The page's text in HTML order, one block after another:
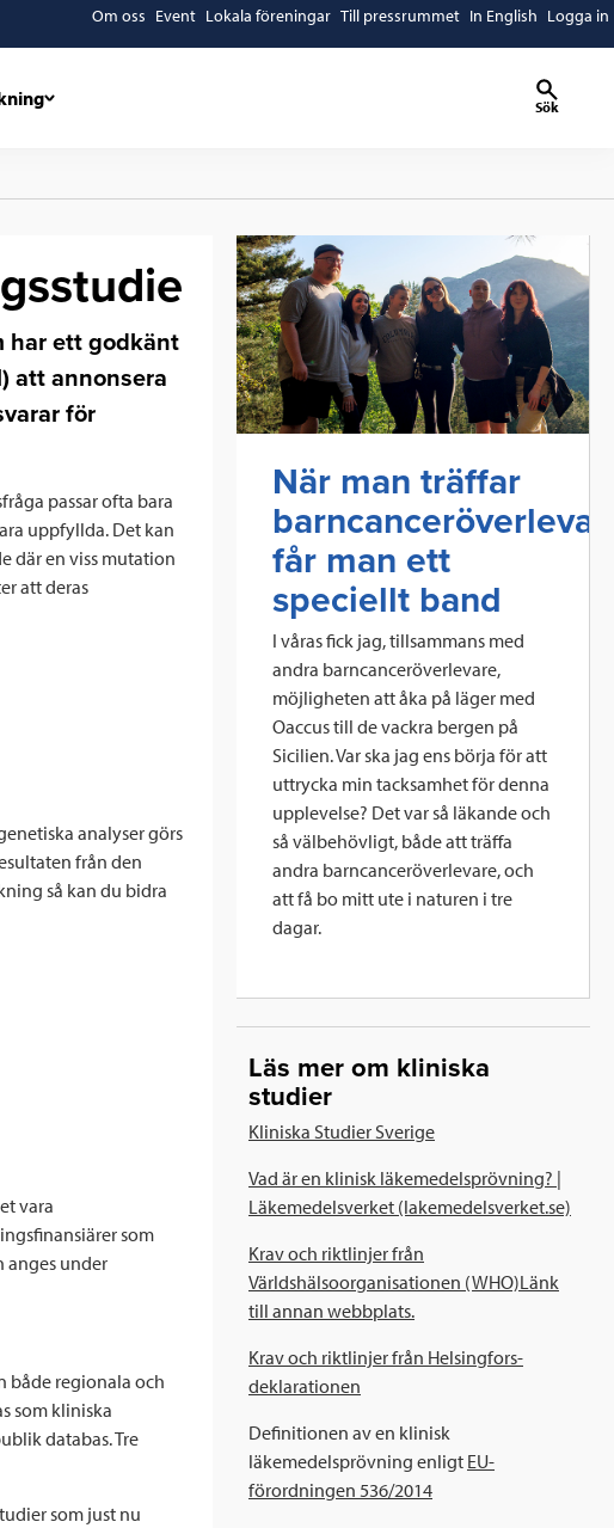
Om oss Event Lokala föreningar Till pressrummet In English Logga in
Sök
har ett godkänt
att annonsera
för
passar ofta bara
uppfyllda. Det kan
där en viss mutation
att deras
analyser görs
från den
så kan du bidra
vara
som
anges under
både regionala och
som kliniska
databas. Tre
som just nu
När man träffar
får man ett
speciellt band
I våras fick jag, tillsammans med
andra barncanceröverlevare,
möjligheten att åka på läger med
Oaccus till de vackra bergen på
Sicilien. Var ska jag ens börja för att
uttrycka min tacksamhet för denna
upplevelse? Det var så läkande och
så välbehövligt, både att träffa
andra barncanceröverlevare, och
att få bo mitt ute i naturen i tre
dagar.
Läs mer
Läs mer om kliniska
studier
Kliniska Studier Sverige
Vad är en klinisk läkemedelsprövning? |
Läkemedelsverket (lakemedelsverket.se)
Krav och riktlinjer från
Världshälsoorganisationen (WHO)Länk
till annan webbplats.
Krav och riktlinjer från Helsingfors­
deklarationen
Definitionen av en klinisk
läkemedelsprövning enligt EU-
förordningen 536/2014